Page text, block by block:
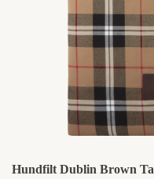
Hundfilt Dublin Brown